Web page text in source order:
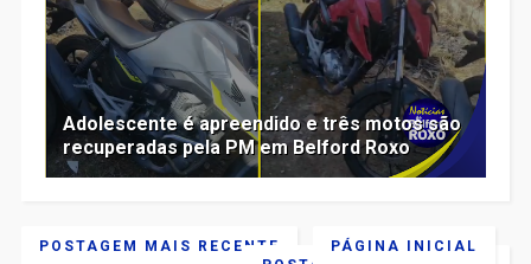
Adolescente é apreendido e três motos são
recuperadas pela PM em Belford Roxo
POSTAGEM MAIS RECENTE
PÁGINA INICIAL